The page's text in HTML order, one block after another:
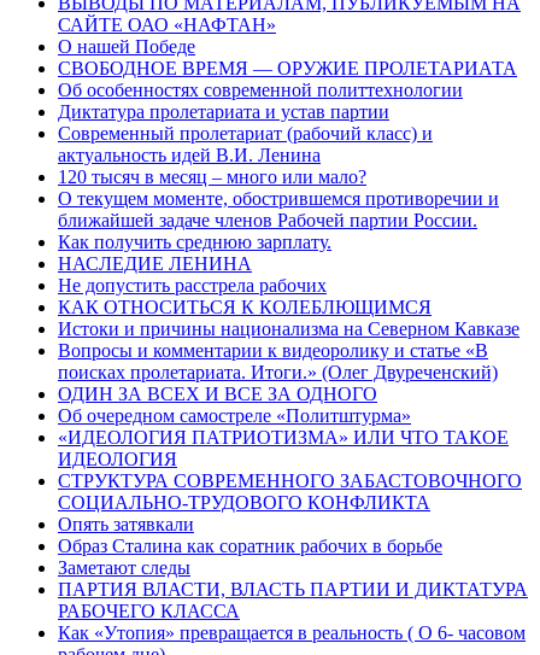
САЙТЕ ОАО «НАФТАН»
О нашей Победе
СВОБОДНОЕ ВРЕМЯ — ОРУЖИЕ ПРОЛЕТАРИАТА
Об особенностях современной политтехнологии
Диктатура пролетариата и устав партии
Современный пролетариат (рабочий класс) и
актуальность идей В.И. Ленина
120 тысяч в месяц – много или мало?
О текущем моменте, обострившемся противоречии и
ближайшей задаче членов Рабочей партии России.
Как получить среднюю зарплату.
НАСЛЕДИЕ ЛЕНИНА
Не допустить расстрела рабочих
КАК ОТНОСИТЬСЯ К КОЛЕБЛЮЩИМСЯ
Истоки и причины национализма на Северном Кавказе
Вопросы и комментарии к видеоролику и статье «В
поисках пролетариата. Итоги.» (Олег Двуреченский)
ОДИН ЗА ВСЕХ И ВСЕ ЗА ОДНОГО
Об очередном самостреле «Политштурма»
«ИДЕОЛОГИЯ ПАТРИОТИЗМА» ИЛИ ЧТО ТАКОЕ
ИДЕОЛОГИЯ
СТРУКТУРА СОВРЕМЕННОГО ЗАБАСТОВОЧНОГО
СОЦИАЛЬНО-ТРУДОВОГО КОНФЛИКТА
Опять затявкали
Образ Сталина как соратник рабочих в борьбе
Заметают следы
ПАРТИЯ ВЛАСТИ, ВЛАСТЬ ПАРТИИ И ДИКТАТУРА
РАБОЧЕГО КЛАССА
Как «Утопия» превращается в реальность ( О 6- часовом